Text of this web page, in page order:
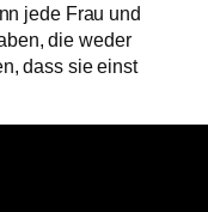
jede Frau und
die weder
dass sie einst